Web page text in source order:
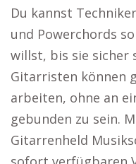
Du kannst
und Powerchords
willst, bis sie sicher
Gitarristen können
arbeiten, ohne an
gebunden zu sein.
Gitarrenheld